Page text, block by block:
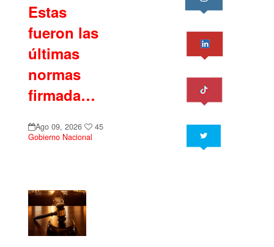
Estas
fueron las
últimas
normas
firmada…
Ago 09, 2026
45
Gobierno Nacional